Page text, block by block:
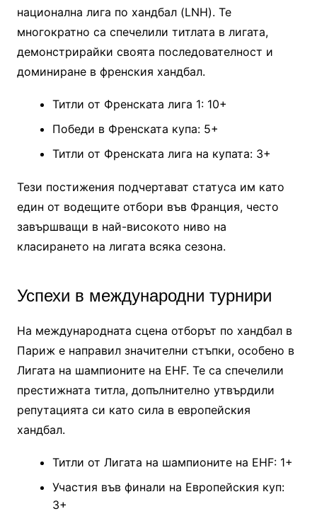
национална лига по хандбал (LNH). Те
многократно са спечелили титлата в лигата,
демонстрирайки своята последователност и
доминиране в френския хандбал.
Титли от Френската лига 1: 10+
Победи в Френската купа: 5+
Титли от Френската лига на купата: 3+
Тези постижения подчертават статуса им като
един от водещите отбори във Франция, често
завършващи в най-високото ниво на
класирането на лигата всяка сезона.
Успехи в международни турнири
На международната сцена отборът по хандбал в
Париж е направил значителни стъпки, особено в
Лигата на шампионите на EHF. Те са спечелили
престижната титла, допълнително утвърдили
репутацията си като сила в европейския
хандбал.
Титли от Лигата на шампионите на EHF: 1+
Участия във финали на Европейския куп:
3+